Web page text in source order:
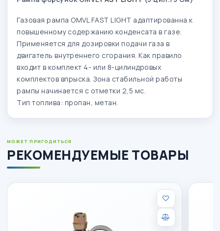
Газовая рампа OMVL FAST LIGHT адаптированна к
повышенному содержанию конденсата в газе.
Применяется для дозировки подачи газа в
двигатель внутреннего сгорания. Как правило
входит в комплект 4- или 8-цилиндровых
комплектов впрыска. Зона стабильной работы
рампы начинается с отметки 2,5 мс.
Тип топлива: пропан, метан.
МОЖЕТ ПРИГОДИТЬСЯ
РЕКОМЕНДУЕМЫЕ ТОВАРЫ